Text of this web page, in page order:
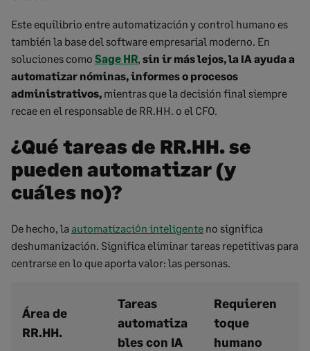
Este equilibrio entre automatización y control humano es
también la base del software empresarial moderno. En
soluciones como Sage HR sin ir más lejos, la IA ayuda a
automatizar nóminas, informes o procesos
administrativos, mientras que la decisión final siempre
recae en el responsable de RR.HH. o el CFO.
¿Qué tareas de RR.HH. se
pueden automatizar (y
cuáles no)?
De hecho, la automatización inteligente no significa
deshumanización. Significa eliminar tareas repetitivas para
centrarse en lo que aporta valor: las personas.
Área de
RR.HH.
Tareas
automatiza
bles con IA
Requieren
toque
humano